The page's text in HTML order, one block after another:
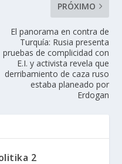
PRÓXIMO
El panorama en contra de
Turquía: Rusia presenta
pruebas de complicidad con
E.I. y activista revela que
derribamiento de caza ruso
estaba planeado por
Erdogan
2